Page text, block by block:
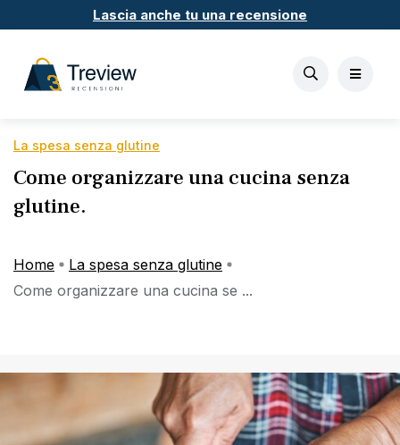
Lascia anche tu una recensione
La spesa senza glutine
Come organizzare una cucina senza
glutine.
Home
La spesa senza glutine
Come organizzare una cucina se ...